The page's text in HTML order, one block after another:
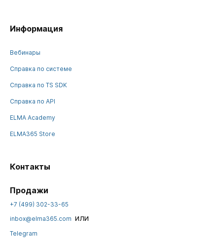
Информация
Вебинары
Справка по системе
Справка по TS SDK
Справка по API
ELMA Academy
ELMA365 Store
Контакты
Продажи
+7 (499) 302-33-65
inbox@elma365.com или
Telegram